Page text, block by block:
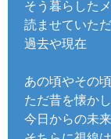
そう暮らした
読ませていた
過去や現在
あの頃やその頃
ただ昔を懐か
今日からの未来